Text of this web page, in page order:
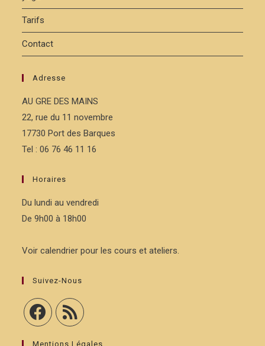
Tarifs
Contact
Adresse
AU GRE DES MAINS
22, rue du 11 novembre
17730 Port des Barques
Tel : 06 76 46 11 16
Horaires
Du lundi au vendredi
De 9h00 à 18h00
Voir calendrier pour les cours et ateliers.
Suivez-Nous
Mentions Légales